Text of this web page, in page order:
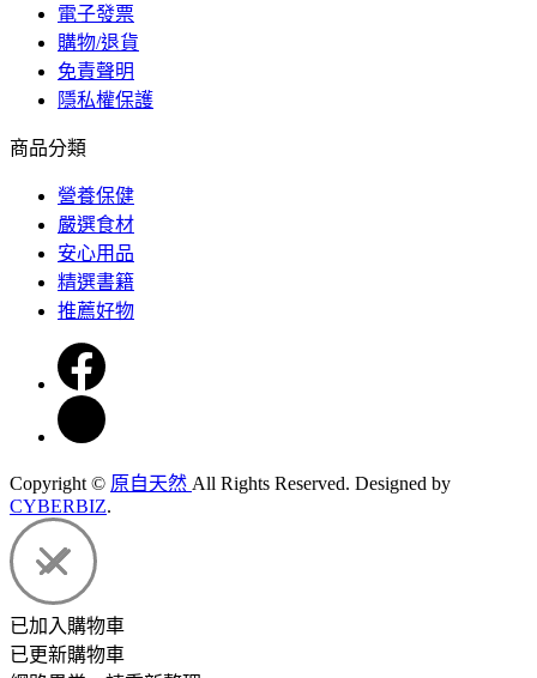
電子發票
購物/退貨
免責聲明
隱私權保護
商品分類
營養保健
嚴選食材
安心用品
精選書籍
推薦好物
Copyright © 原自天然 All Rights Reserved. Designed by
CYBERBIZ.
已加入購物車
已更新購物車